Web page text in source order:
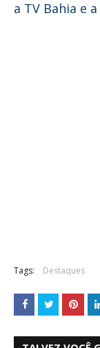
a TV Bahia e
Tags: Destaques